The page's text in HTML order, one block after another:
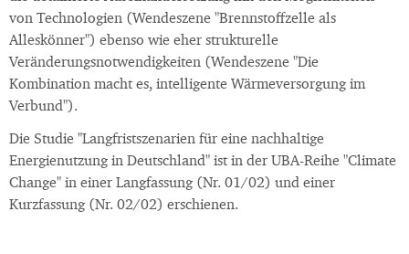
von Technologien (Wendeszene "Brennstoffzelle als
Alleskönner") ebenso wie eher strukturelle
Veränderungsnotwendigkeiten (Wendeszene "Die
Kombination macht es, intelligente Wärmeversorgung im
Verbund").
Die Studie "Langfristszenarien für eine nachhaltige
Energienutzung in Deutschland" ist in der UBA-Reihe "Climate
Change" in einer Langfassung (Nr. 01/02) und einer
Kurzfassung (Nr. 02/02) erschienen.